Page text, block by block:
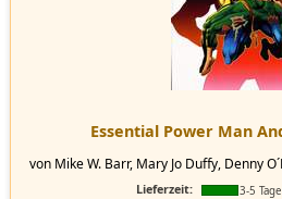
Essential Power Man
von Mike W. Barr, Mary Jo Duffy, Denny
Lieferzeit: 3-5